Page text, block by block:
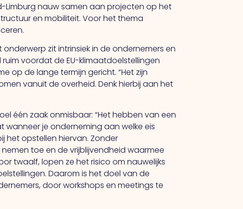
Limburg nauw samen aan projecten op het
en mobiliteit. Voor het thema
onderwerp zit intrinsiek in de ondernemers en
ruim voordat de EU-klimaatdoelstellingen
op de lange termijn gericht.“Het zijn
vanuit de overheid. Denk hierbij aan het
één zaak onmisbaar: “Het hebben van een
je onderneming aan welke eis
het opstellen hiervan. Zonder
toe en de vrijblijvendheid waarmee
twaalf, lopen ze het risico om nauwelijks
Daarom is het doel van de
door workshops en meetings te